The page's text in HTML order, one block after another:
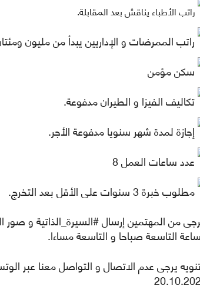
راتب الأطباء يناقش بعد المقابلة.
راتب الممرضات و الإداريين يبدأ من مليون
سكن مؤمن
تكاليف الفيزا و الطيران مدفوعة.
إجازة لمدة شهر سنويا مدفوعة الأجر.
عدد ساعات العمل 8
مطلوب خبرة 3 سنوات على الأقل بعد التخرج.
التاسعة صباحا و التاسعة مساءا.
يرجى عدم الاتصال و التواصل معنا عبر